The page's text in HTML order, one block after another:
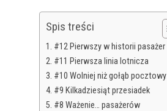
Spis treści
#12 Pierwszy w historii pasażer
#11 Pierwsza linia lotnicza
#10 Wolniej niż gołąb pocztowy
#9 Kilkadziesiąt przesiadek
#8 Ważenie… pasażerów